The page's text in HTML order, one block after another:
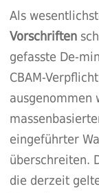
Als
Vorschriften
gefasste
CBAM-
ausgenommen
eingeführter
überschreiten.
die derzeit